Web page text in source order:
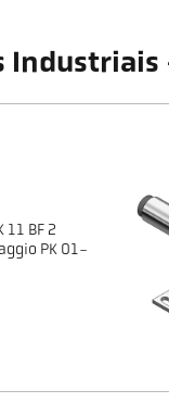
11 BF 2
PK 01-